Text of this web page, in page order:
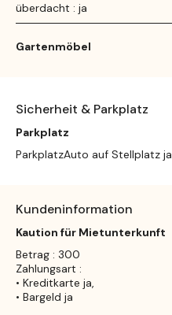
überdacht : ja
Gartenmöbel
Sicherheit & Parkplatz
Parkplatz
ParkplatzAuto auf Stellplatz ja
Kundeninformation
Kaution für Mietunterkunft
Betrag : 300
Zahlungsart :
• Kreditkarte ja,
• Bargeld ja